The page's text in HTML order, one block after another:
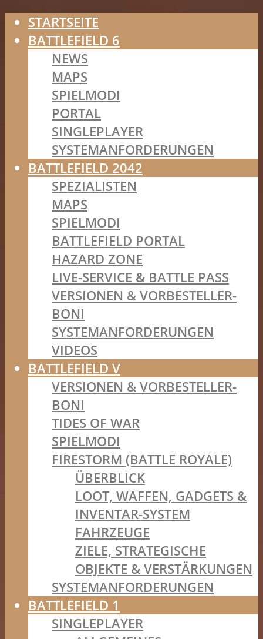
STARTSEITE
BATTLEFIELD 6
NEWS
MAPS
SPIELMODI
PORTAL
SINGLEPLAYER
SYSTEMANFORDERUNGEN
BATTLEFIELD 2042
SPEZIALISTEN
MAPS
SPIELMODI
BATTLEFIELD PORTAL
HAZARD ZONE
LIVE-SERVICE & BATTLE PASS
VERSIONEN & VORBESTELLER-
BONI
SYSTEMANFORDERUNGEN
VIDEOS
BATTLEFIELD V
VERSIONEN & VORBESTELLER-
BONI
TIDES OF WAR
SPIELMODI
FIRESTORM (BATTLE ROYALE)
ÜBERBLICK
LOOT, WAFFEN, GADGETS &
INVENTAR-SYSTEM
FAHRZEUGE
ZIELE, STRATEGISCHE
OBJEKTE & VERSTÄRKUNGEN
SYSTEMANFORDERUNGEN
BATTLEFIELD 1
SINGLEPLAYER